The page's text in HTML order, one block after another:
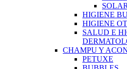
HIGIENE
HIGIENE
SALUD E
CHAMPU Y
PETUXE